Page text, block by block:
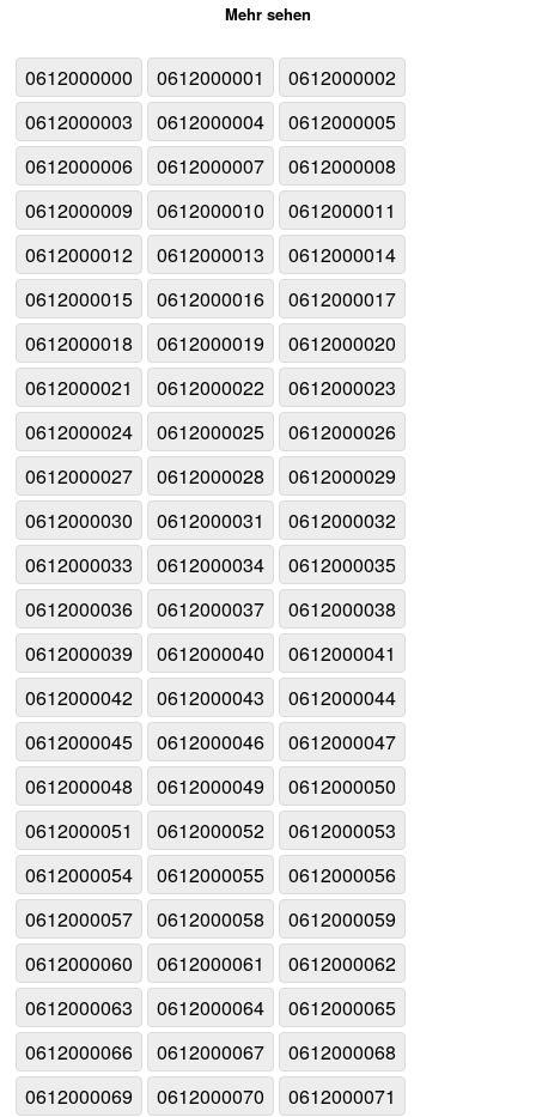
Mehr sehen
0612000000 0612000001
0612000002
0612000003
0612000004
0612000005
0612000006
0612000007
0612000008
0612000009
0612000010
0612000011
0612000012
0612000013
0612000014
0612000015
0612000016
0612000017
0612000018
0612000019
0612000020
0612000021
0612000022
0612000023
0612000024
0612000025
0612000026
0612000027
0612000028
0612000029
0612000030
0612000031
0612000032
0612000033
0612000034
0612000035
0612000036
0612000037
0612000038
0612000039
0612000040
0612000041
0612000042
0612000043
0612000044
0612000045
0612000046
0612000047
0612000048
0612000049
0612000050
0612000051
0612000052
0612000053
0612000054
0612000055
0612000056
0612000057
0612000058
0612000059
0612000060
0612000061
0612000062
0612000063
0612000064
0612000065
0612000066
0612000067
0612000068
0612000069
0612000070
0612000071